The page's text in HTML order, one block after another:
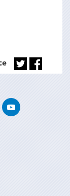
Youtube